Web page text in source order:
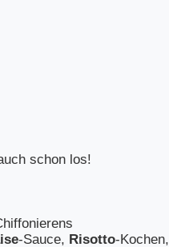
schon los!
-Sauce, Risotto-Kochen,